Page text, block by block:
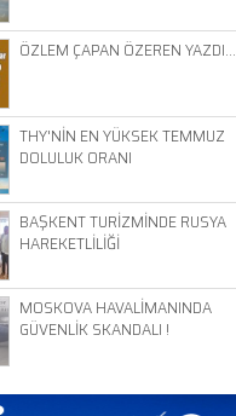
ÖZLEM ÇAPAN ÖZEREN YAZDI…
THY'NİN EN YÜKSEK TEMMUZ
DOLULUK ORANI
BAŞKENT TURİZMİNDE RUSYA
HAREKETLİLİĞİ
MOSKOVA HAVALİMANINDA
GÜVENLİK SKANDALI !